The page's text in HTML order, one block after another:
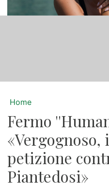
Home
Fermo
«Vergognoso,
petizione
Piantedosi»